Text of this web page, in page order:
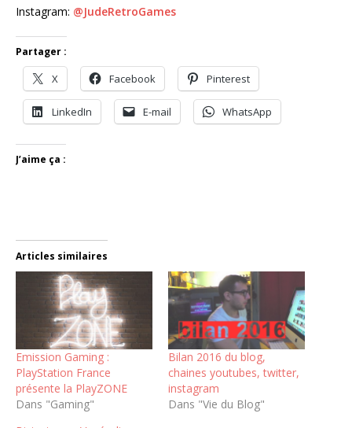
Instagram: @JudeRetroGames
Partager :
X Facebook Pinterest
LinkedIn E-mail WhatsApp
J’aime ça :
Articles similaires
Emission Gaming :
PlayStation France
présente la PlayZONE
Dans "Gaming"
Bilan 2016 du blog,
chaines youtubes, twitter,
instagram
Dans "Vie du Blog"